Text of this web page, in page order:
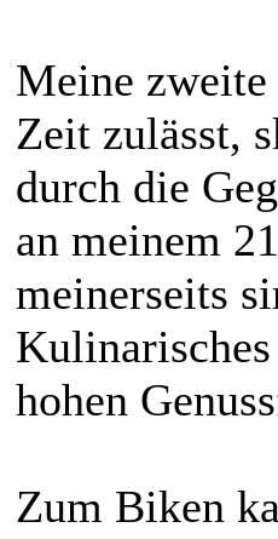
Meine zweite
Zeit zulässt,
durch die
an meinem
meinerseits
hohen
Zum Biken